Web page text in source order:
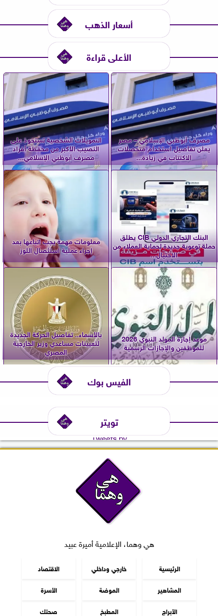
أسعار الذهب
الأعلى قراءة
مصرف أبوظبي الإسلامي – مصر
يعلن تفاصيل استخدام متحصلات
الاكتتاب في زيادة...
التمويلات الشخصية تستحوذ على
النصيب الأكبر من محفظة أفراد
مصرف أبوظبي الإسلامي...
البنك التجاري الدولي CIB يطلق
حملة توعوية جديدة لحماية العملاء من
الاحتيال...
معلومات مهمة يجب اتباعها بعد
إجراء عملية استئصال اللوز
موعد إجازة المولد النبوي 2026
للموظفين والإجازات الرسمية
بالأسماء.. تفاصيل الحركة الجديدة
لتعيينات مساعدي وزير الخارجية
المصري
الفيس بوك
تويتر
Tweets by
هي وهما، الإعلامية أميرة عبيد
الرئيسية خارجي وداخلي
الاقتصاد
المشاهير
الموضة
الأسرة
الأبراج
المطبخ صحتك